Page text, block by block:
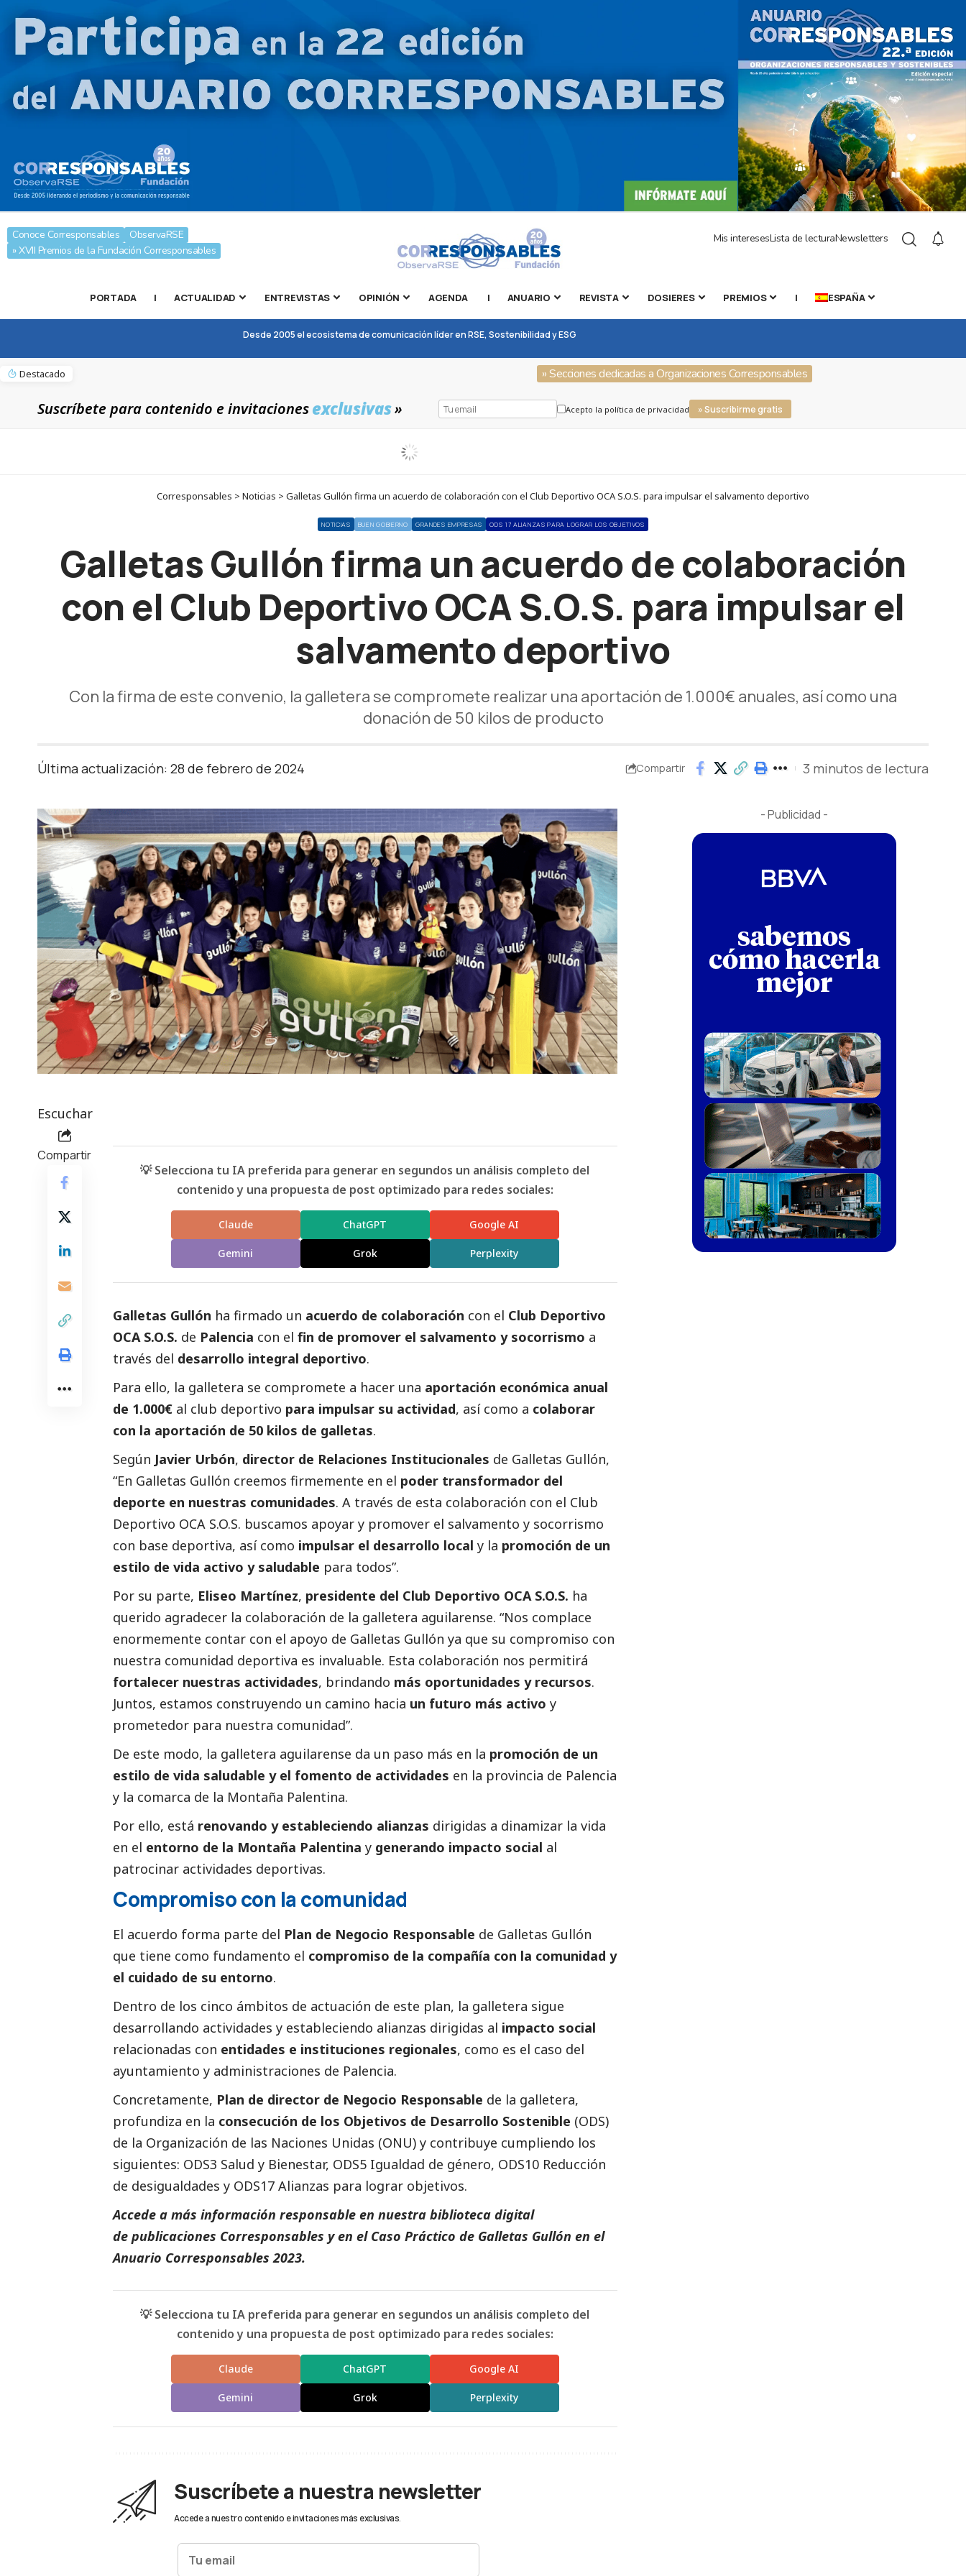
Conoce Corresponsables
ObservaRSE
» XVII Premios de la Fundación Corresponsables
Mis interesesLista de lecturaNewsletters
PORTADA | ACTUALIDAD ENTREVISTAS OPINIÓN AGENDA | ANUARIO REVISTA DOSIERES PREMIOS | ESPAÑA
Desde 2005 el ecosistema de comunicación líder en RSE, Sostenibilidad y ESG
Destacado » Secciones dedicadas a Organizaciones Corresponsables
Suscríbete para contenido e invitacionesexclusivas» Acepto la política de privacidad » Suscribirme gratis
Corresponsables > Noticias > Galletas Gullón firma un acuerdo de colaboración con el Club Deportivo OCA S.O.S. para impulsar el salvamento deportivo
NOTICIAS BUEN GOBIERNO GRANDES EMPRESAS ODS 17 ALIANZAS PARA LOGRAR LOS OBJETIVOS
Galletas Gullón firma un acuerdo de colaboración
con el Club Deportivo OCA S.O.S. para impulsar el
salvamento deportivo
Con la firma de este convenio, la galletera se compromete realizar una aportación de 1.000€ anuales, así como una
donación de 50 kilos de producto
Última actualización: 28 de febrero de 2024 Compartir 3 minutos de lectura
Escuchar
Compartir
💡 Selecciona tu IA preferida para generar en segundos un análisis completo del
contenido y una propuesta de post optimizado para redes sociales:
Claude ChatGPT Google AI
Gemini Grok Perplexity
Galletas Gullón ha firmado un acuerdo de colaboración con el Club Deportivo
OCA S.O.S. de Palencia con el fin de promover el salvamento y socorrismo a
través del desarrollo integral deportivo.
Para ello, la galletera se compromete a hacer una aportación económica anual
de 1.000€ al club deportivo para impulsar su actividad, así como a colaborar
con la aportación de 50 kilos de galletas.
Según Javier Urbón, director de Relaciones Institucionales de Galletas Gullón,
“En Galletas Gullón creemos firmemente en el poder transformador del
deporte en nuestras comunidades. A través de esta colaboración con el Club
Deportivo OCA S.O.S. buscamos apoyar y promover el salvamento y socorrismo
con base deportiva, así como impulsar el desarrollo local y la promoción de un
estilo de vida activo y saludable para todos”.
Por su parte, Eliseo Martínez, presidente del Club Deportivo OCA S.O.S. ha
querido agradecer la colaboración de la galletera aguilarense. “Nos complace
enormemente contar con el apoyo de Galletas Gullón ya que su compromiso con
nuestra comunidad deportiva es invaluable. Esta colaboración nos permitirá
fortalecer nuestras actividades, brindando más oportunidades y recursos.
Juntos, estamos construyendo un camino hacia un futuro más activo y
prometedor para nuestra comunidad”.
De este modo, la galletera aguilarense da un paso más en la promoción de un
estilo de vida saludable y el fomento de actividades en la provincia de Palencia
y la comarca de la Montaña Palentina.
Por ello, está renovando y estableciendo alianzas dirigidas a dinamizar la vida
en el entorno de la Montaña Palentina y generando impacto social al
patrocinar actividades deportivas.
Compromiso con la comunidad
El acuerdo forma parte del Plan de Negocio Responsable de Galletas Gullón
que tiene como fundamento el compromiso de la compañía con la comunidad y
el cuidado de su entorno.
Dentro de los cinco ámbitos de actuación de este plan, la galletera sigue
desarrollando actividades y estableciendo alianzas dirigidas al impacto social
relacionadas con entidades e instituciones regionales, como es el caso del
ayuntamiento y administraciones de Palencia.
Concretamente, Plan de director de Negocio Responsable de la galletera,
profundiza en la consecución de los Objetivos de Desarrollo Sostenible (ODS)
de la Organización de las Naciones Unidas (ONU) y contribuye cumpliendo los
siguientes: ODS3 Salud y Bienestar, ODS5 Igualdad de género, ODS10 Reducción
de desigualdades y ODS17 Alianzas para lograr objetivos.
Accede a más información responsable en nuestra biblioteca digital
de publicaciones Corresponsables y en el Caso Práctico de Galletas Gullón en el
Anuario Corresponsables 2023.
💡 Selecciona tu IA preferida para generar en segundos un análisis completo del
contenido y una propuesta de post optimizado para redes sociales:
Claude ChatGPT Google AI
Gemini Grok Perplexity
Suscríbete a nuestra newsletter
Accede a nuestro contenido e invitaciones más exclusivas.
- Publicidad -